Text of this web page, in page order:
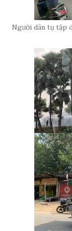
Người dân tụ tập